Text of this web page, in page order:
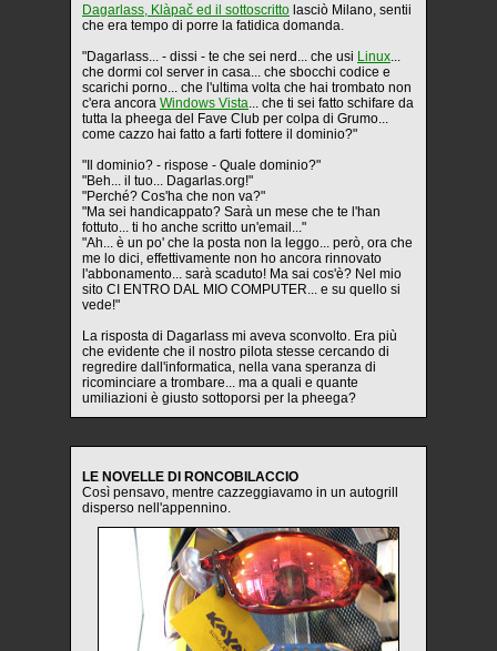
Dagarlass, Klàpač ed il sottoscritto lasciò Milano, sentii
che era tempo di porre la fatidica domanda.
"Dagarlass... - dissi - te che sei nerd... che usi Linux
che dormi col server in casa... che sbocchi codice e
scarichi porno... che l'ultima volta che hai trombato non
c'era ancora Windows Vista ... che ti sei fatto schifare da
tutta la pheega del Fave Club per colpa di Grumo...
come cazzo hai fatto a farti fottere il dominio?"
"Il dominio? - rispose - Quale dominio?"
"Beh... il tuo... Dagarlas.org!"
"Perché? Cos'ha che non va?"
"Ma sei handicappato? Sarà un mese che te l'han
fottuto... ti ho anche scritto un'email..."
"Ah... è un po' che la posta non la leggo... però, ora che
me lo dici, effettivamente non ho ancora rinnovato
l'abbonamento... sarà scaduto! Ma sai cos'è? Nel mio
sito CI ENTRO DAL MIO COMPUTER... e su quello si
vede!"
La risposta di Dagarlass mi aveva sconvolto. Era più
che evidente che il nostro pilota stesse cercando di
regredire dall'informatica, nella vana speranza di
ricominciare a trombare... ma a quali e quante
umiliazioni è giusto sottoporsi per la pheega?
LE NOVELLE DI RONCOBILACCIO
Così pensavo, mentre cazzeggiavamo in un autogrill
disperso nell'appennino.